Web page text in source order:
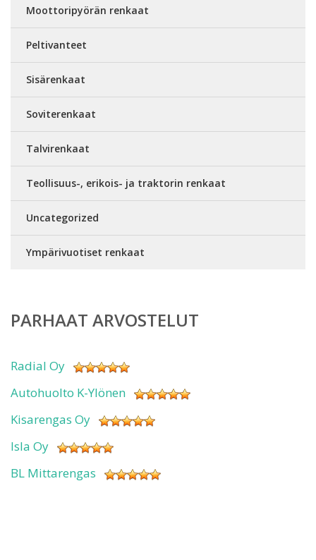
Moottoripyörän renkaat
Peltivanteet
Sisärenkaat
Soviterenkaat
Talvirenkaat
Teollisuus-, erikois- ja traktorin renkaat
Uncategorized
Ympärivuotiset renkaat
PARHAAT ARVOSTELUT
Radial Oy
Autohuolto K-Ylönen
Kisarengas Oy
Isla Oy
BL Mittarengas